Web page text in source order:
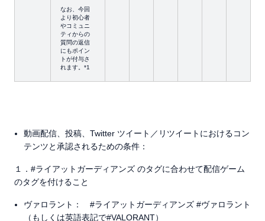
なお、今回
より初心者
やコミュニ
ティからの
質問の返信
にもポイン
トが付与さ
れます。*1
動画配信、投稿、Twitter ツイート／リツイートにおけるコン
テンツと承認されるための条件：
１．#ライアットガーディアンズ のタグに合わせて配信ゲーム
のタグを付けること
ヴァロラント： #ライアットガーディアンズ #ヴァロラント
（もしくは英語表記で#VALORANT）